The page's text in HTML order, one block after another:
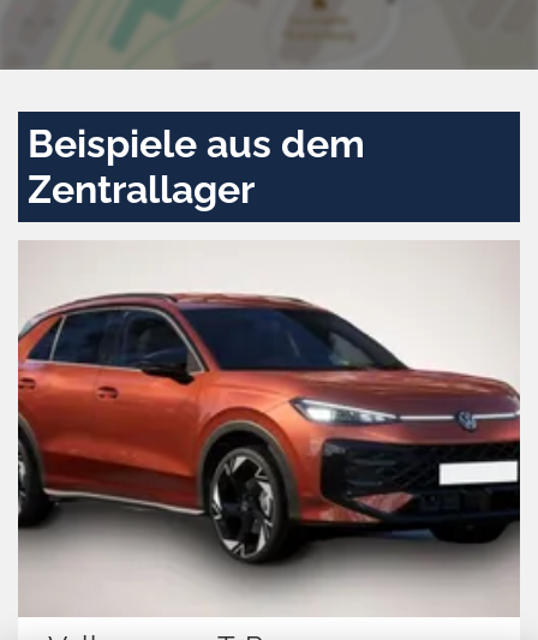
Beispiele aus dem
Zentrallager